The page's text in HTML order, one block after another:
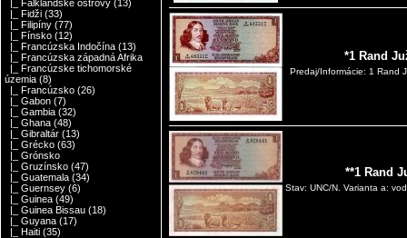
|_ Falklandské ostrovy (13)
|_ Fidži (33)
|_ Filipíny (77)
|_ Fínsko (12)
|_ Francúzska Indočína (13)
|_ Francúzska západná Afrika
|_ Francúzske tichomorské
územia (8)
|_ Francúzsko (26)
|_ Gabon (7)
|_ Gambia (32)
|_ Ghana (48)
|_ Gibraltár (13)
|_ Grécko (63)
|_ Grónsko
|_ Gruzínsko (47)
|_ Guatemala (34)
|_ Guernsey (6)
|_ Guinea (49)
|_ Guinea Bissau (18)
|_ Guyana (17)
|_ Haiti (35)
*1 Rand
Predaj/Informácie: 1 Rand
**1 Rand
Stav: UNC/N. Varianta a: